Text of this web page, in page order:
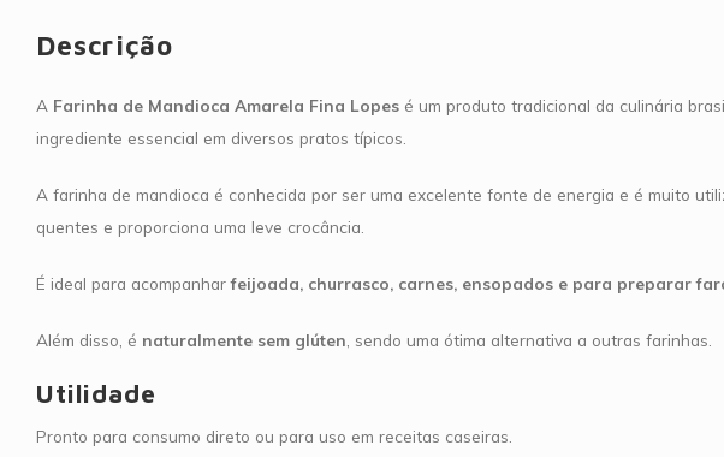
Descrição
A Farinha de Mandioca Amarela Fina Lopes é um produto tradicional da culinária
ingrediente essencial em diversos pratos típicos.
A farinha de mandioca é conhecida por ser uma excelente fonte de energia e é muito
quentes e proporciona uma leve crocância.
É ideal para acompanharfeijoada, churrasco, carnes, ensopados e para preparar
Além disso, é naturalmente sem glúten , sendo uma ótima alternativa a outras farinhas.
Utilidade
Pronto para consumo direto ou para uso em receitas caseiras.